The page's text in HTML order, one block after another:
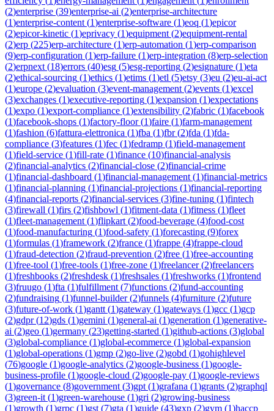
(2)enterprise (39)enterprise-ai (2)enterprise-architecture
(1)enterprise-content (1)enterprise-software (1)eoq (1)epicor
(2)epicor-kinetic (1)eprivacy (1)equipment (2)equipment-rental
(2)erp (225)erp-architecture (1)erp-automation (1)erp-comparison
(9)erp-configuration (1)erp-failure (1)erp-integration (8)erp-selection
(2)erpnext (18)errors (40)esg (5)esg-reporting (2)esignature (1)eta
(2)ethical-sourcing (1)ethics (1)etims (1)etl (5)etsy (3)eu (2)eu-ai-act
(1)europe (2)evaluation (3)event-management (2)events (1)excel
(3)exchanges (1)executive-reporting (1)expansion (1)expectations
(1)expo (1)export-compliance (1)extensibility (2)fabric (1)facebook
(1)facebook-shops (1)factory-floor(1)faire (1)farm-management
(1)fashion (6)fattura-elettronica (1)fba (1)fbr(2)fda (1)fda-
compliance (3)features (1)fec (1)fedramp (1)field-management
(1)field-service (1)fill-rate (1)finance (10)financial-analysis
(2)financial-analytics (2)financial-close (2)financial-crime
(1)financial-dashboard (1)financial-management (1)financial-metrics
(1)financial-planning (1)financial-projections (1)financial-reporting
(4)financial-reports (2)financial-services (3)fine-tuning (1)fintech
(3)firewall (1)firs (2)fishbowl (1)fitment-data (1)fitness (1)fleet
(1)fleet-management (1)flipkart (2)food-beverage (4)food-cost
(1)food-manufacturing (1)food-safety (1)forecasting (9)forex
(1)formulas (1)framework (2)france (1)frappe (4)frappe-cloud
(1)fraud-detection (2)fraud-prevention (2)free (1)free-accounting
(1)free-tool (1)free-tools (1)free-zone (1)freelancer(2)freelancers
(1)freshbooks (2)freshdesk (1)freshsales (1)freshworks (1)frontend
(3)fruugo (1)fta (1)fulfillment (7)functions (2)fund-accounting
(2)fundraising (1)funnel-builder(2)funnels (4)furniture (2)future
(3)future-of-work (1)gantt (1)gateway (1)gateways (1)gcc (1)gcp
(2)gdpr(12)gds (1)gemini (1)general-ai (1)generation (1)generative-
ai (2)geo (1)germany (23)getting-started (1)github-actions (3)global
(3)global-compliance (1)global-ecommerce (1)global-expansion
(1)global-operations (1)gmp (2)go-live (2)gobd (1)gohighlevel
(76)google (1)google-analytics (2)google-business (1)google-
business-profile (1)google-cloud (2)google-pay (1)google-reviews
(1)governance (8)government (3)gpt (1)grafana (1)grants (2)graphql
(3)green-it (1)green-warehouse (1)gri (2)growing-business
(1)growth (1)grpc (1)gst (7)gta (1)guide (43)gxp (2)gym (1)haccp